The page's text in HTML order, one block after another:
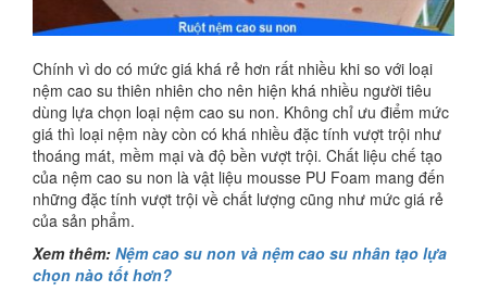
Chính vì do có mức giá khá rẻ hơn rất nhiều khi so với loại
nệm cao su thiên nhiên cho nên hiện khá nhiều người tiêu
dùng lựa chọn loại nệm cao su non. Không chỉ ưu điểm mức
giá thì loại nệm này còn có khá nhiều đặc tính vượt trội như
thoáng mát, mềm mại và độ bền vượt trội. Chất liệu chế tạo
của nệm cao su non là vật liệu mousse PU Foam mang đến
những đặc tính vượt trội về chất lượng cũng như mức giá rẻ
của sản phẩm.
Xem thêm: Nệm cao su non và nệm cao su nhân tạo lựa
chọn nào tốt hơn?